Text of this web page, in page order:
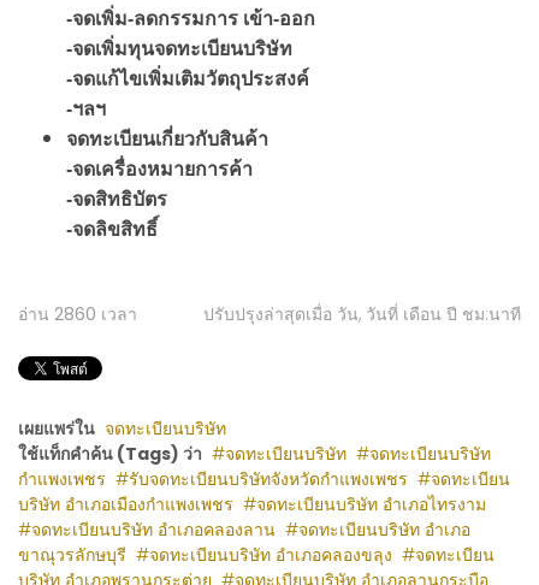
-จดเพิ่ม-ลดกรรมการ เข้า-ออก
-จดเพิ่มทุนจดทะเบียนบริษัท
-จดแก้ไขเพิ่มเติมวัตถุประสงค์
-ฯลฯ
จดทะเบียนเกี่ยวกับสินค้า
-จดเครื่องหมายการค้า
-จดสิทธิบัตร
-จดลิขสิทธิ์
อ่าน 2860 เวลา ปรับปรุงล่าสุดเมื่อ วัน, วันที่ เดือน ปี ชม:นาที
เผยแพร่ใน จดทะเบียนบริษัท
ใช้แท็กคำค้น (Tags) ว่า
จดทะเบียนบริษัท
จดทะเบียนบริษัท
กำแพงเพชร
รับจดทะเบียนบริษัทจังหวัดกำแพงเพชร
จดทะเบียน
บริษัท อำเภอเมืองกำแพงเพชร
จดทะเบียนบริษัท อำเภอไทรงาม
จดทะเบียนบริษัท อำเภอคลองลาน
จดทะเบียนบริษัท อำเภอ
ขาณุวรลักษบุรี
จดทะเบียนบริษัท อำเภอคลองขลุง
จดทะเบียน
บริษัท อำเภอพรานกระต่าย
จดทะเบียนบริษัท อำเภอลานกระบือ